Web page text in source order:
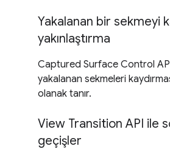
Yakalanan bir sekmeyi
yakınlaştırma
Captured Surface Control
yakalanan sekmeleri
olanak tanır.
View Transition API ile
geçişler